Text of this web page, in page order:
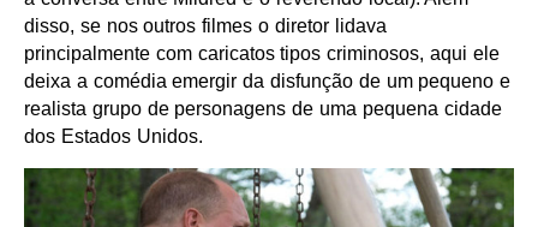
disso, se nos outros filmes o diretor lidava
principalmente com caricatos tipos criminosos, aqui ele
deixa a comédia emergir da disfunção de um pequeno e
realista grupo de personagens de uma pequena cidade
dos Estados Unidos.